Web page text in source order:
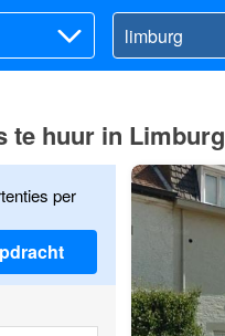
te huur in Limburg
per